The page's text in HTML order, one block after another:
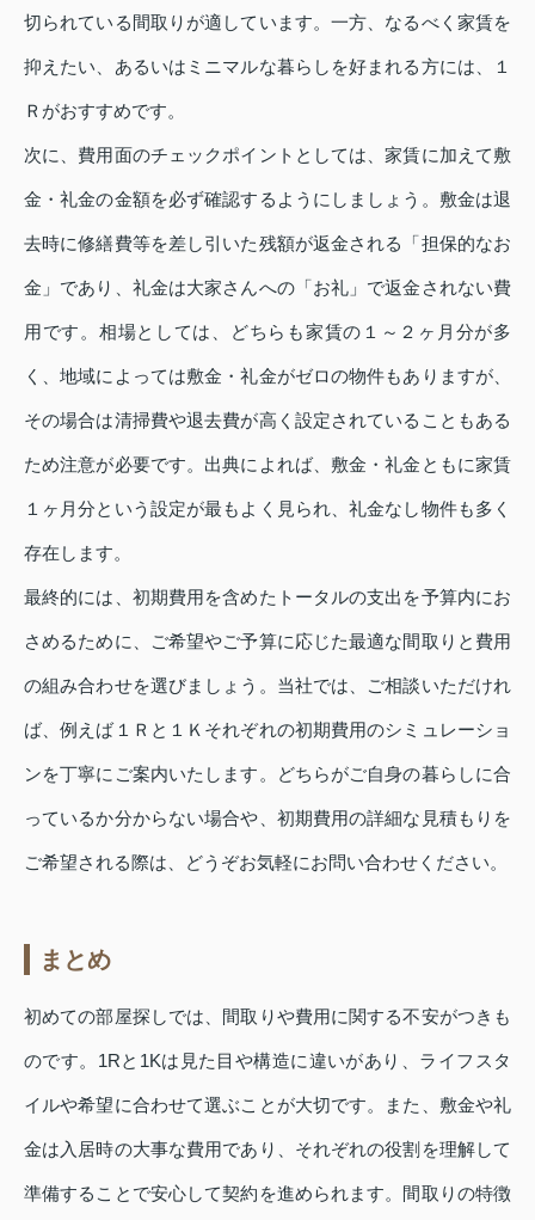
切られている間取りが適しています。一方、なるべく家賃を
抑えたい、あるいはミニマルな暮らしを好まれる方には、１
Ｒがおすすめです。
次に、費用面のチェックポイントとしては、家賃に加えて敷
金・礼金の金額を必ず確認するようにしましょう。敷金は退
去時に修繕費等を差し引いた残額が返金される「担保的なお
金」であり、礼金は大家さんへの「お礼」で返金されない費
用です。相場としては、どちらも家賃の１～２ヶ月分が多
く、地域によっては敷金・礼金がゼロの物件もありますが、
その場合は清掃費や退去費が高く設定されていることもある
ため注意が必要です。出典によれば、敷金・礼金ともに家賃
１ヶ月分という設定が最もよく見られ、礼金なし物件も多く
存在します。
最終的には、初期費用を含めたトータルの支出を予算内にお
さめるために、ご希望やご予算に応じた最適な間取りと費用
の組み合わせを選びましょう。当社では、ご相談いただけれ
ば、例えば１Ｒと１Ｋそれぞれの初期費用のシミュレーショ
ンを丁寧にご案内いたします。どちらがご自身の暮らしに合
っているか分からない場合や、初期費用の詳細な見積もりを
ご希望される際は、どうぞお気軽にお問い合わせください。
まとめ
初めての部屋探しでは、間取りや費用に関する不安がつきも
のです。1Rと1Kは見た目や構造に違いがあり、ライフスタ
イルや希望に合わせて選ぶことが大切です。また、敷金や礼
金は入居時の大事な費用であり、それぞれの役割を理解して
準備することで安心して契約を進められます。間取りの特徴